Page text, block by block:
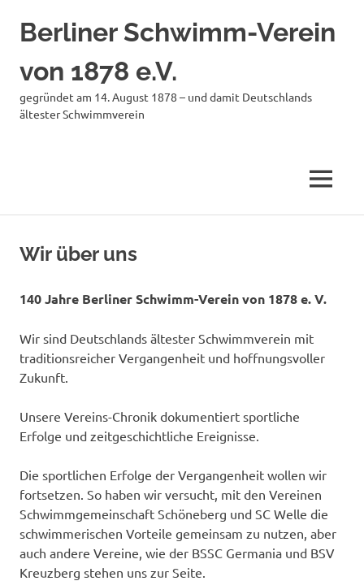
springen
Berliner Schwimm-Verein
von 1878 e.V.
gegründet am 14. August 1878 – und damit Deutschlands
ältester Schwimmverein
MENÜ
Wir über uns
140 Jahre Berliner Schwimm-Verein von 1878 e. V.
Wir sind Deutschlands ältester Schwimmverein mit
traditionsreicher Vergangenheit und hoffnungsvoller
Zukunft.
Unsere Vereins-Chronik dokumentiert sportliche
Erfolge und zeitgeschichtliche Ereignisse.
Die sportlichen Erfolge der Vergangenheit wollen wir
fortsetzen. So haben wir versucht, mit den Vereinen
Schwimmgemeinschaft Schöneberg und SC Welle die
schwimmerischen Vorteile gemeinsam zu nutzen, aber
auch andere Vereine, wie der BSSC Germania und BSV
Kreuzberg stehen uns zur Seite.